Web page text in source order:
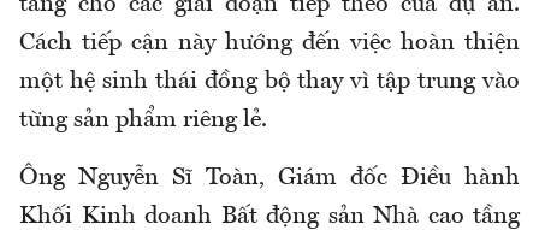
Cách tiếp cận này hướng đến việc hoàn thiện
một hệ sinh thái đồng bộ thay vì tập trung vào
từng sản phẩm riêng lẻ.
Ông Nguyễn Sĩ Toàn, Giám đốc Điều hành
Khối Kinh doanh Bất động sản Nhà cao tầng